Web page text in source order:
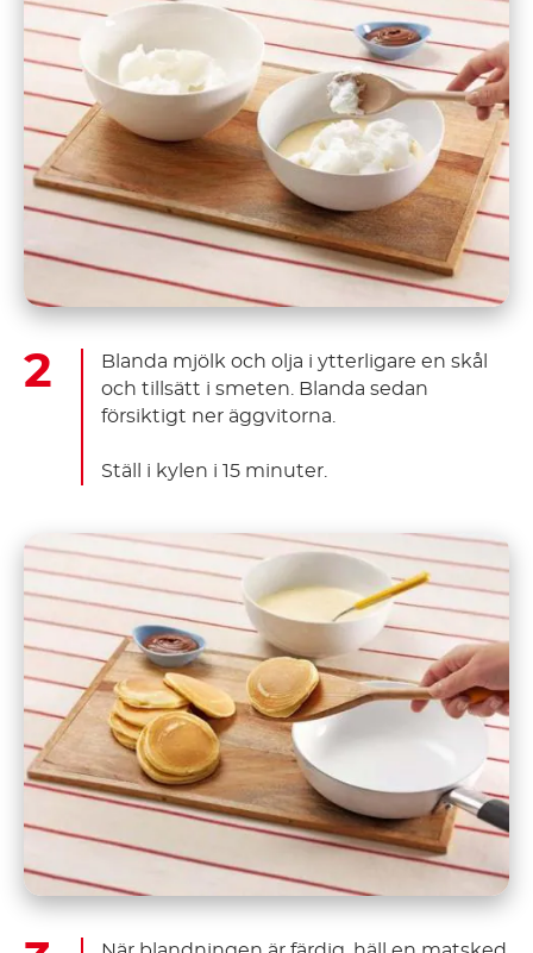
Blanda mjölk och olja i ytterligare en skål
och tillsätt i smeten. Blanda sedan
försiktigt ner äggvitorna.
Ställ i kylen i 15 minuter.